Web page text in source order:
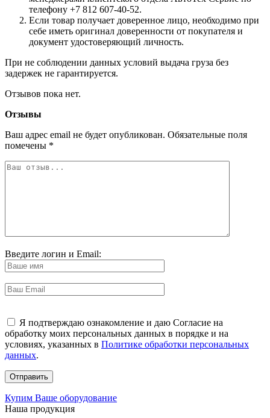
телефону +7 812 607-40-52.
Если товар получает доверенное лицо, необходимо при
себе иметь оригинал доверенности от покупателя и
документ удостоверяющий личность.
При не соблюдении данных условий выдача груза без
задержек не гарантируется.
Отзывов пока нет.
Отзывы
Ваш адрес email не будет опубликован. Обязательные поля
помечены *
Введите логин и Email:
Я подтверждаю ознакомление и даю Согласие на
обработку моих персональных данных в порядке и на
условиях, указанных в Политике обработки персональных
данных.
Купим Ваше оборудование
Наша продукция